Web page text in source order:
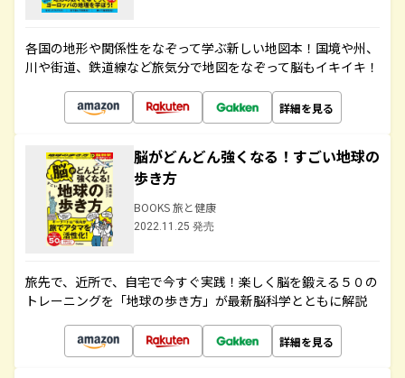
各国の地形や関係性をなぞって学ぶ新しい地図本！国境や州、
川や街道、鉄道線など旅気分で地図をなぞって脳もイキイキ！
詳細を見る
脳がどんどん強くなる！すごい地球の
歩き方
BOOKS 旅と健康
2022.11.25 発売
旅先で、近所で、自宅で今すぐ実践！楽しく脳を鍛える５０の
トレーニングを「地球の歩き方」が最新脳科学とともに解説
詳細を見る